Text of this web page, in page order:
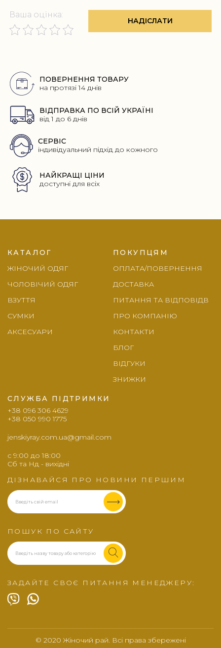
Ваша оцінка:
НАДІСЛАТИ
ПеревагиПОВЕРНЕННЯ ТОВАРУ
на протязі 14 днів
ВІДПРАВКА ПО ВСІЙ УКРАЇНІ
від 1 до 6 днів
СЕРВІС
індивідуальний підхід до кожного
НАЙКРАЩІ ЦІНИ
доступні для всіх
СЛУЖБА ПІДТРИМКИ
+38 096 306 4629
+38 050 990 1775
jenskiyray.com.ua@gmail.com
c 9:00 до 18:00
Сб та Нд - вихідні
КАТАЛОГ
ЖІНОЧИЙ ОДЯГ
ЧОЛОВІЧИЙ ОДЯГ
ВЗУТТЯ
СУМКИ
АКСЕСУАРИ
ПОКУПЦЯМ
ОПЛАТА/ПОВЕРНЕННЯ
ДОСТАВКА
ПИТАННЯ ТА ВІДПОВІДВ
ПРО КОМПАНІЮ
КОНТАКТИ
БЛОГ
ВІДГУКИ
ЗНИЖКИ
ДІЗНАВАЙСЯ ПРО НОВИНИ ПЕРШИМ
ПОШУК ПО САЙТУ
ЗАДАЙТЕ СВОЄ ПИТАННЯ МЕНЕДЖЕРУ:
© 2020 Жіночий рай. Всі права збережені